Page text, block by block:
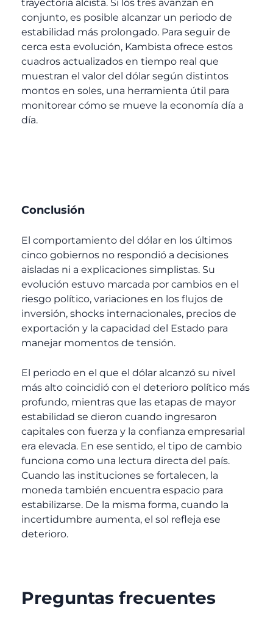
trayectoria alcista. Si los tres avanzan en
conjunto, es posible alcanzar un periodo de
estabilidad más prolongado. Para seguir de
cerca esta evolución, Kambista ofrece estos
cuadros actualizados en tiempo real que
muestran el valor del dólar según distintos
montos en soles, una herramienta útil para
monitorear cómo se mueve la economía día a
día.
Conclusión
El comportamiento del dólar en los últimos
cinco gobiernos no respondió a decisiones
aisladas ni a explicaciones simplistas. Su
evolución estuvo marcada por cambios en el
riesgo político, variaciones en los flujos de
inversión, shocks internacionales, precios de
exportación y la capacidad del Estado para
manejar momentos de tensión.
El periodo en el que el dólar alcanzó su nivel
más alto coincidió con el deterioro político más
profundo, mientras que las etapas de mayor
estabilidad se dieron cuando ingresaron
capitales con fuerza y la confianza empresarial
era elevada. En ese sentido, el tipo de cambio
funciona como una lectura directa del país.
Cuando las instituciones se fortalecen, la
moneda también encuentra espacio para
estabilizarse. De la misma forma, cuando la
incertidumbre aumenta, el sol refleja ese
deterioro.
Preguntas frecuentes